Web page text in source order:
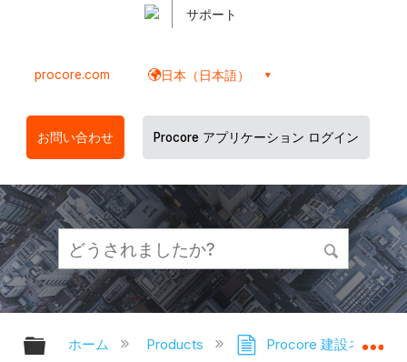
サポート
procore.com 日本（日本語）
お問い合わせ Procore アプリケーション ログイン
グローバル階層を展開/折りたたむ
ホーム Products Procore 建設ネット